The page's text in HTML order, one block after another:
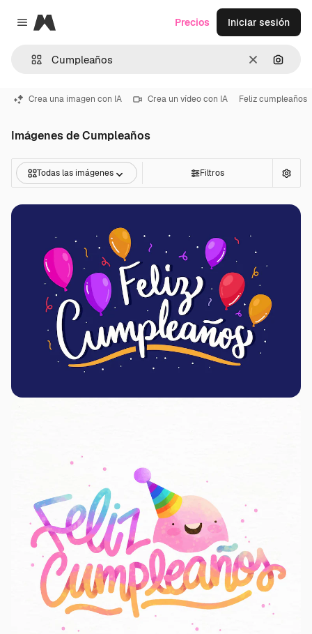
Close menu
Magnific
Borrar
Precios Iniciar sesión
Crea una imagen con IA Crea un vídeo con IA Feliz cumpleaños
Imágenes de Cumpleaños
Todas las imágenes Filtros